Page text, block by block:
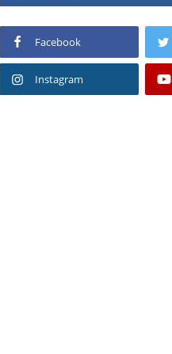
Facebook
Instagram